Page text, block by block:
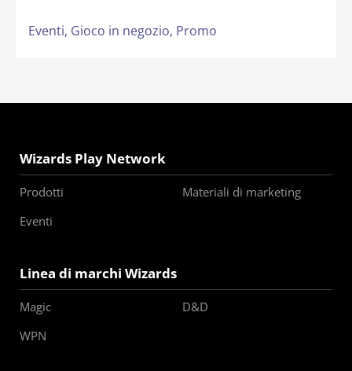
Eventi, Gioco in negozio, Promo
Wizards Play Network
Prodotti
Materiali di marketing
Eventi
Linea di marchi Wizards
Magic
D&D
WPN